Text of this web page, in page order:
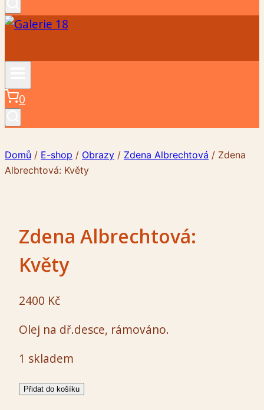
0
Domů / E-shop / Obrazy / Zdena Albrechtová / Zdena
Albrechtová: Květy
Zdena Albrechtová:
Květy
2400 Kč
Olej na dř.desce, rámováno.
1 skladem
Zdena
Přidat do košíku